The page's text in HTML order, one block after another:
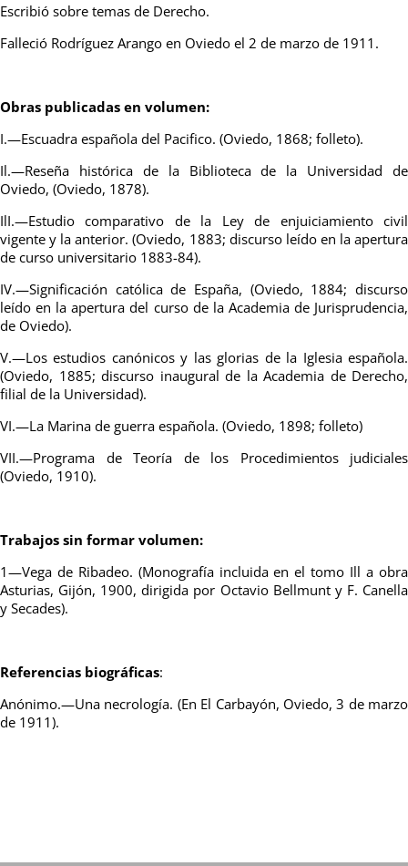
Escribió sobre temas de Derecho.
Falleció Rodríguez Arango en Oviedo el 2 de marzo de 1911.
Obras publicadas en volumen:
I.—Escuadra española del Pacifico. (Oviedo, 1868; folleto).
Il.—Reseña histórica de la Biblioteca de la Universidad de
Oviedo, (Oviedo, 1878).
IlI.—Estudio comparativo de la Ley de enjuiciamiento civil
vigente y la anterior. (Oviedo, 1883; discurso leído en la apertura
de curso universitario 1883-84).
IV.—Significación católica de España, (Oviedo, 1884; discurso
leído en la apertura del curso de la Academia de Jurisprudencia,
de Oviedo).
V.—Los estudios canónicos y las glorias de la Iglesia española.
(Oviedo, 1885; discurso inaugural de la Academia de Derecho,
filial de la Universidad).
VI.—La Marina de guerra española. (Oviedo, 1898; folleto)
VII.—Programa de Teoría de los Procedimientos judiciales
(Oviedo, 1910).
Trabajos sin formar volumen:
1—Vega de Ribadeo. (Monografía incluida en el tomo Ill a obra
Asturias, Gijón, 1900, dirigida por Octavio Bellmunt y F. Canella
y Secades).
Referencias biográficas:
Anónimo.—Una necrología. (En El Carbayón, Oviedo, 3 de marzo
de 1911).